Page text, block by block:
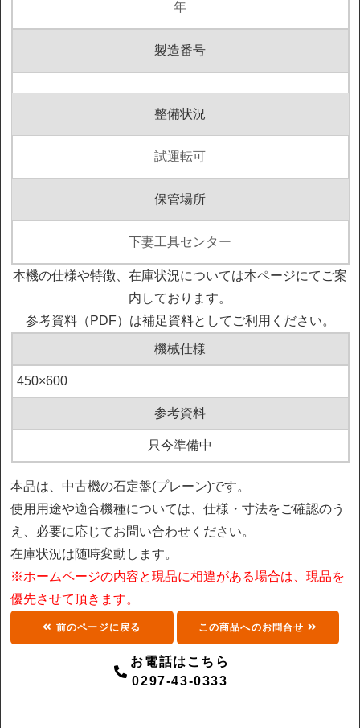
年
製造番号
整備状況
試運転可
保管場所
下妻工具センター
本機の仕様や特徴、在庫状況については本ページにてご案
内しております。
参考資料（PDF）は補足資料としてご利用ください。
機械仕様
450×600
参考資料
只今準備中
本品は、中古機の石定盤(プレーン)です。
使用用途や適合機種については、仕様・寸法をご確認のう
え、必要に応じてお問い合わせください。
在庫状況は随時変動します。
※ホームページの内容と現品に相違がある場合は、現品を
優先させて頂きます。
前のページに戻る この商品へのお問合せ
お電話はこちら
0297-43-0333